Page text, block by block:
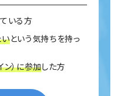
いる方
という気持ちを持っ
ン）に参加した方